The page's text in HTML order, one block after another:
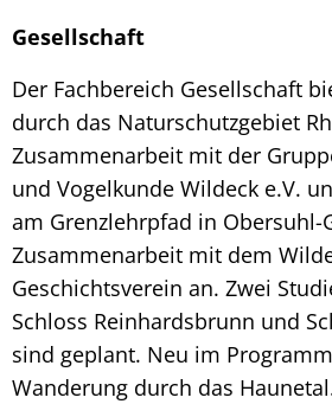
Gesellschaft
Der Fachbereich Gesellschaft
durch das Naturschutzgebiet
Zusammenarbeit mit der
und Vogelkunde Wildeck e.V.
am Grenzlehrpfad in Obersuhl-
Zusammenarbeit mit dem
Geschichtsverein an. Zwei
Schloss Reinhardsbrunn und
sind geplant. Neu im
Wanderung durch das